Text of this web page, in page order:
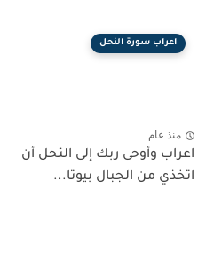
اعراب سورة النحل
منذ عام
اعراب وأوحى ربك إلى النحل أن
اتخذي من الجبال بيوتا...